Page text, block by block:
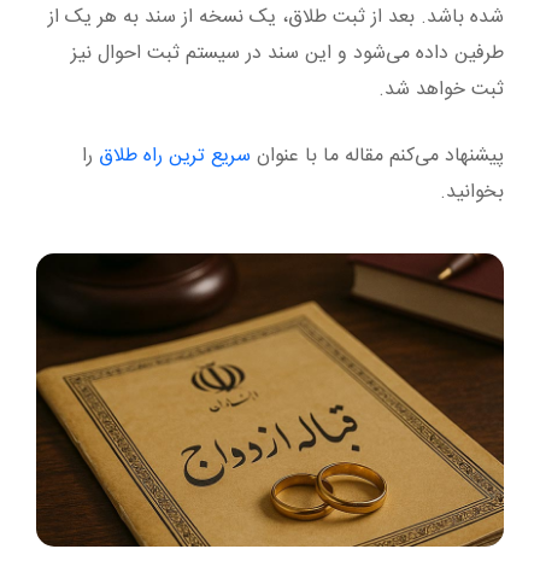
شده باشد. بعد از ثبت طلاق، یک نسخه از سند به هر یک از
طرفین داده می‌شود و این سند در سیستم ثبت احوال نیز
ثبت خواهد شد.
پیشنهاد می‌کنم مقاله ما با عنوان سریع ترین راه طلاق را
بخوانید.